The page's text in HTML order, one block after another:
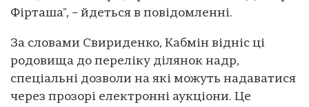
Фірташа", – йдеться в повідомленні.
За словами Свириденко, Кабмін відніс ці
родовища до переліку ділянок надр,
спеціальні дозволи на які можуть надаватися
через прозорі електронні аукціони. Це